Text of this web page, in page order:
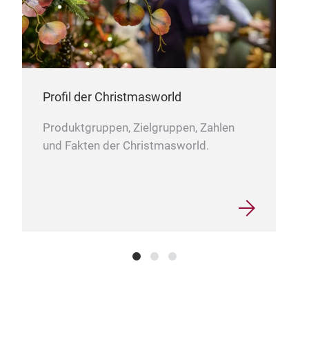
Profil der Christmasworld
Produktgruppen, Zielgruppen, Zahlen
und Fakten der Christmasworld.